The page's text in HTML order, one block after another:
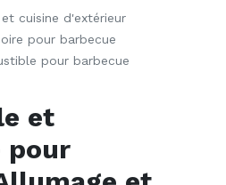
cuisine d'extérieur
pour barbecue
pour barbecue
et
pour